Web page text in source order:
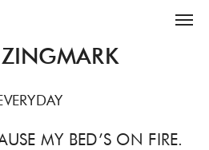
MY BED’S ON FIRE.